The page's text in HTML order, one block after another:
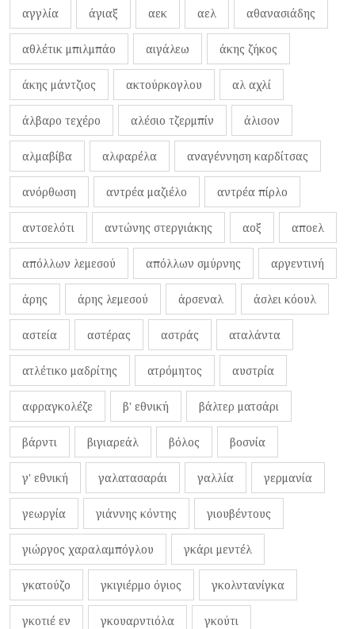
αγγλία άγιαξ αεκ αελ αθανασιάδης
αθλέτικ μπιλμπάο αιγάλεω άκης ζήκος
άκης μάντζιος ακτούρκογλου αλ αχλί
άλβαρο τεχέρο αλέσιο τζερμπίν άλισον
αλμαβίβα αλφαρέλα αναγέννηση καρδίτσας
ανόρθωση αντρέα μαζιέλο αντρέα πίρλο
αντσελότι αντώνης στεργιάκης αοξ αποελ
απόλλων λεμεσού απόλλων σμύρνης αργεντινή
άρης άρης λεμεσού άρσεναλ άσλει κόουλ
αστεία αστέρας αστράς αταλάντα
ατλέτικο μαδρίτης ατρόμητος αυστρία
αφραγκολέζε β' εθνική βάλτερ ματσάρι
βάρντι βιγιαρεάλ βόλος βοσνία
γ' εθνική γαλατασαράι γαλλία γερμανία
γεωργία γιάννης κόντης γιουβέντους
γιώργος χαραλαμπόγλου γκάρι μεντέλ
γκατούζο γκιγιέρμο όγιος γκολντανίγκα
γκοτιέ εν γκουαρντιόλα γκούτι